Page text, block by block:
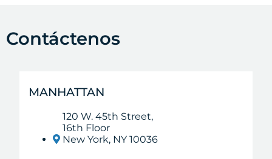
Contáctenos
MANHATTAN
120 W. 45th Street,
16th Floor
New York, NY 10036